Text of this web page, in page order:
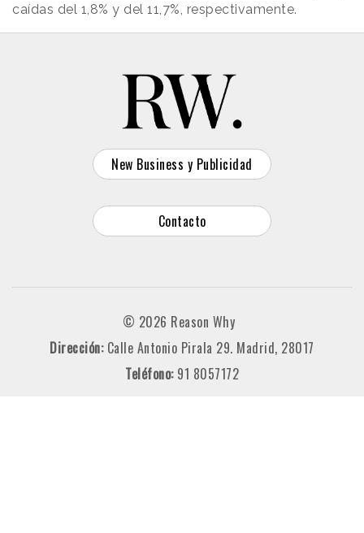
caídas del 1,8% y del 11,7%, respectivamente.
New Business y Publicidad
Contacto
© 2026 Reason Why
Dirección: Calle Antonio Pirala 29. Madrid, 28017
Teléfono: 91 8057172